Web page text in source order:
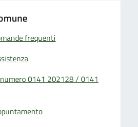
frequenti
0141 202128 / 0141